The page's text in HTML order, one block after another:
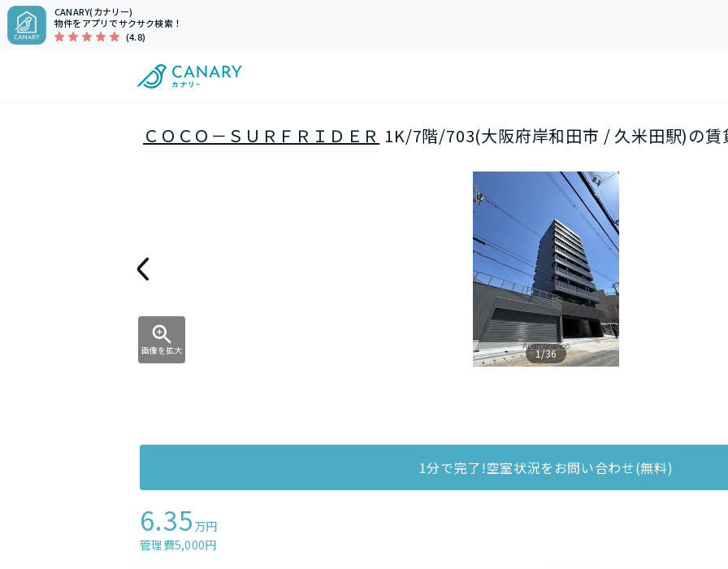
CANARY(カナリー)
物件をアプリでサクサク検索！
(4.8)
ＣＯＣＯ－ＳＵＲＦＲＩＤＥＲ 1K/7階/703(大阪府岸和田市 / 久米田駅)の賃
画像を拡大 1/36
1分で完了!空室状況をお問い合わせ(無料)
6.35 万円
管理費5,000円